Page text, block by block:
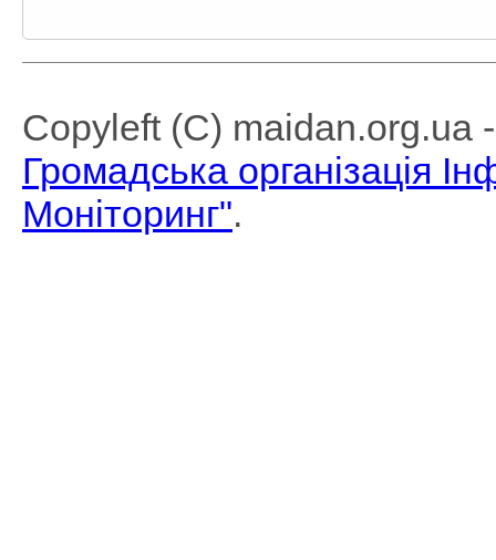
Copyleft (C) maidan.org.ua
Громадська організація
Моніторинг".